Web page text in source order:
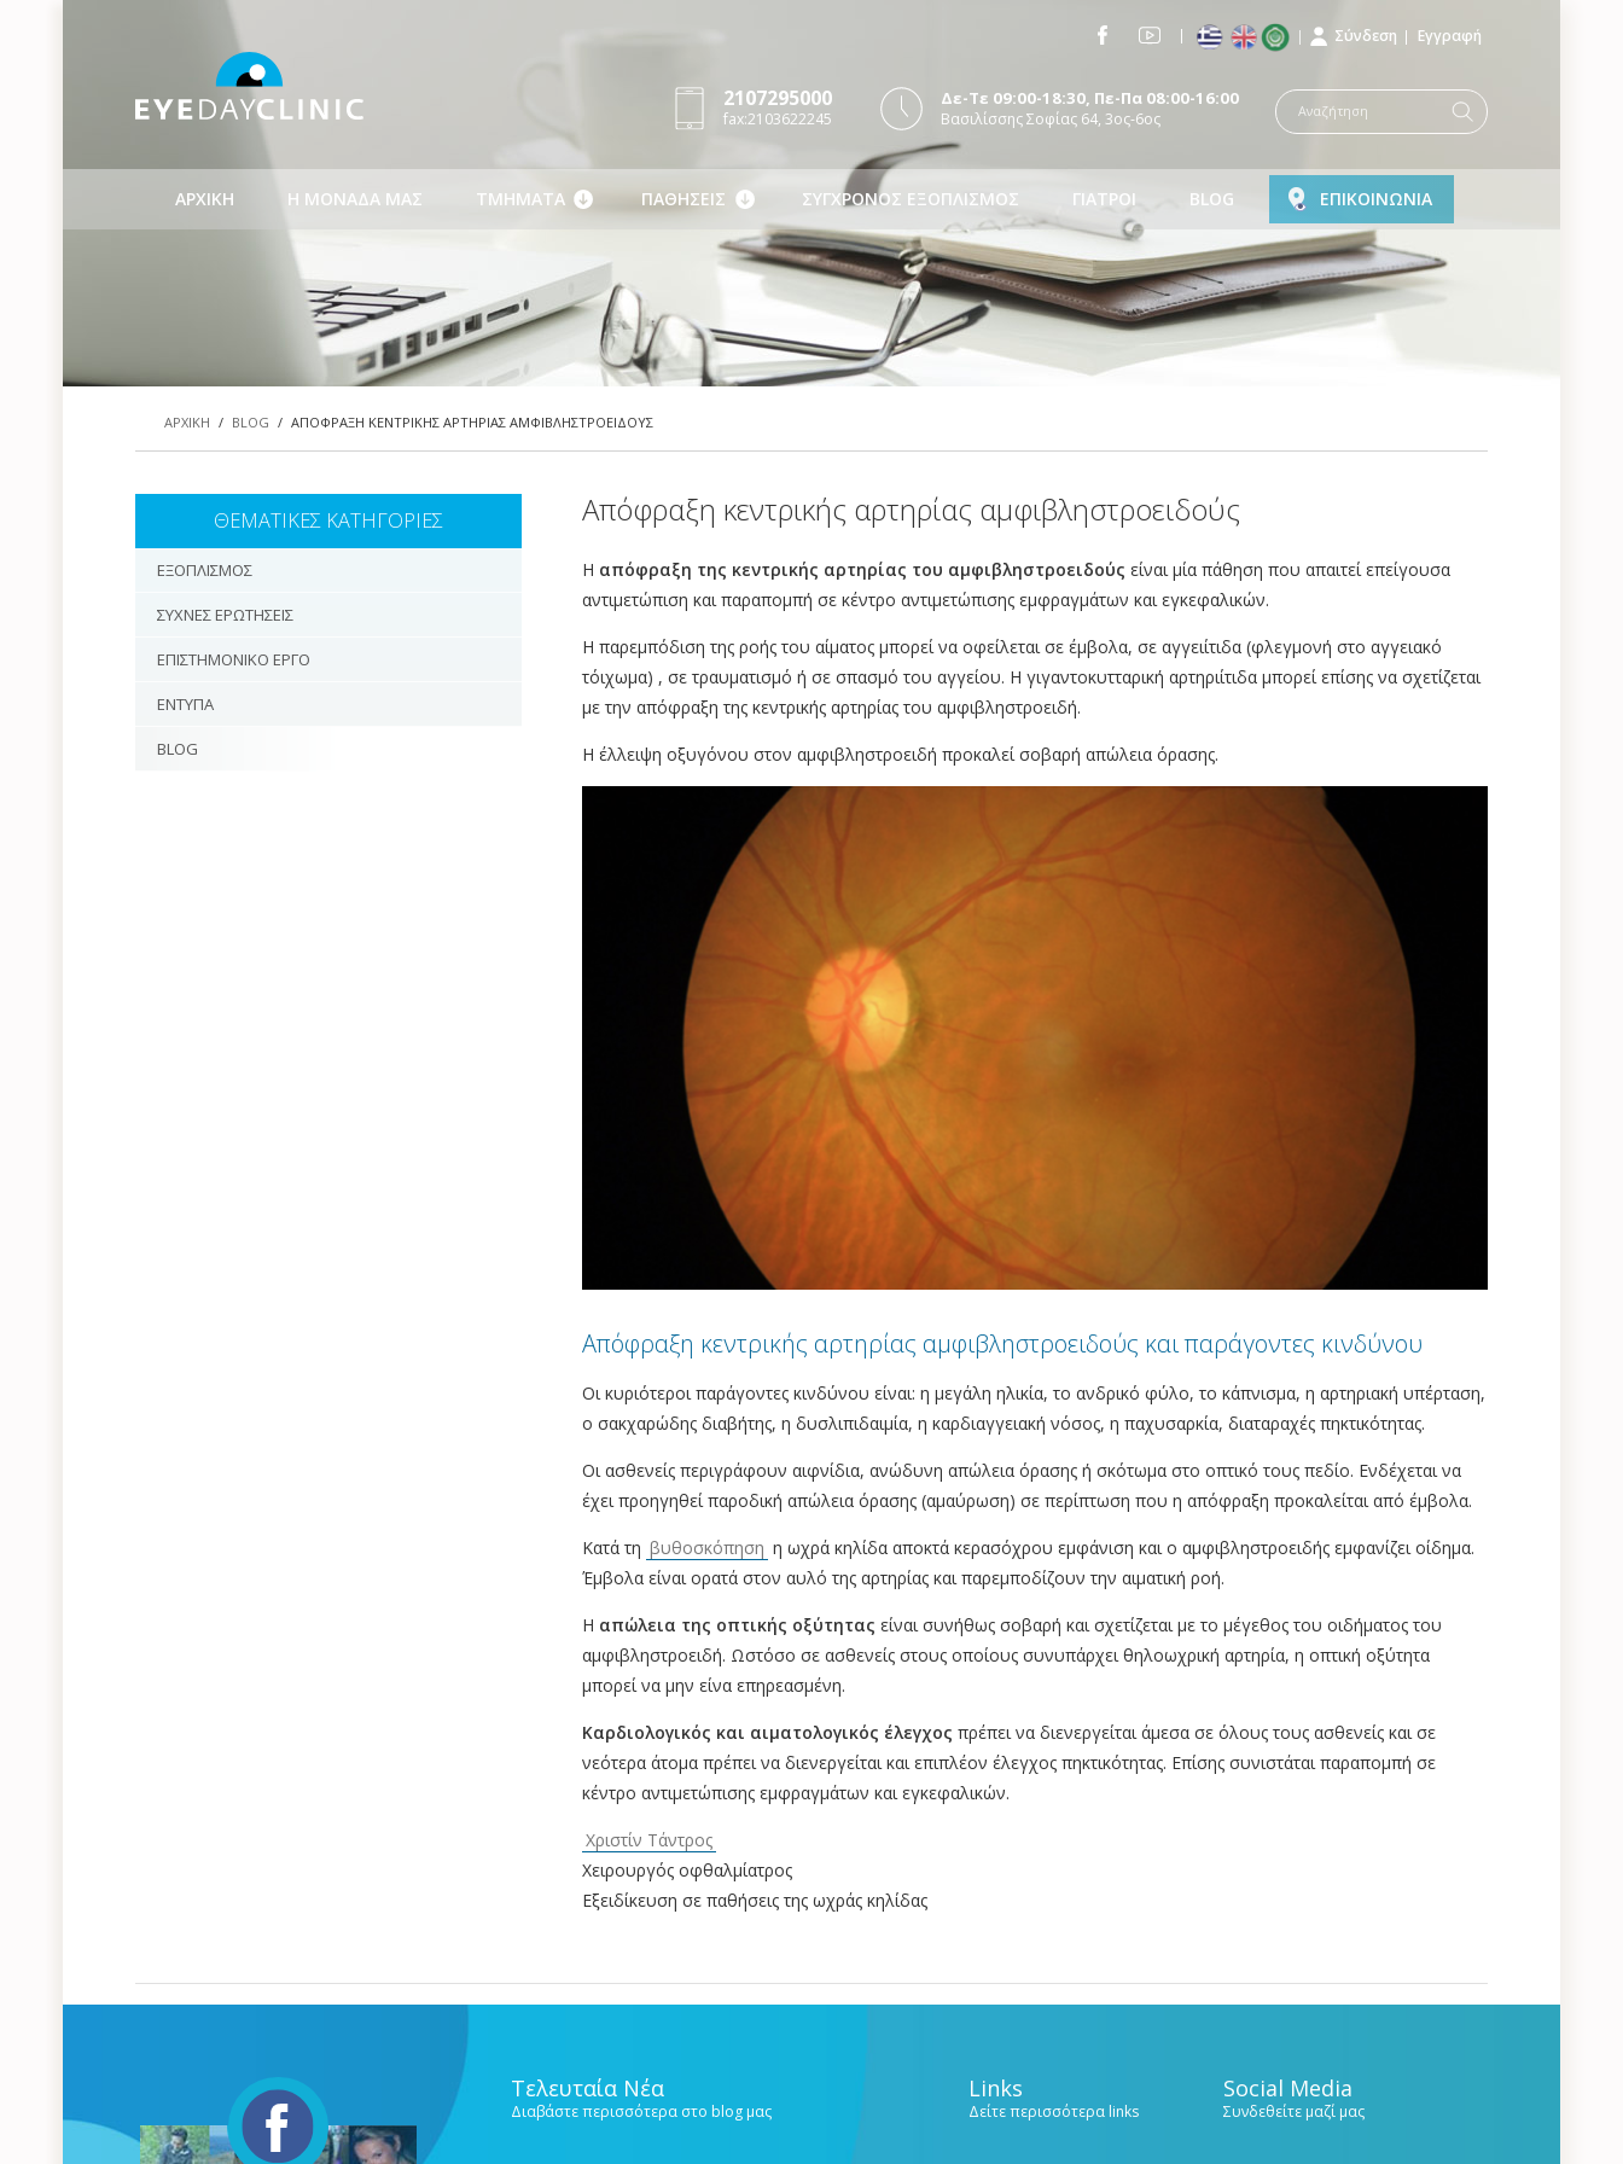
Εγγραφή
Σύνδεση
Δε-Τε 09:00-18:30, Πε-Πα 08:00-16:00
Βασιλίσσης Σοφίας 64, 3ος-6ος
2107295000
fax:2103622245
ΑΡΧΙΚΗ Η ΜΟΝΑΔΑ ΜΑΣ ΤΜΗΜΑΤΑ ΠΑΘΗΣΕΙΣ ΣΥΓΧΡΟΝΟΣ ΕΞΟΠΛΙΣΜΟΣ ΓΙΑΤΡΟΙ BLOG ΕΠΙΚΟΙΝΩΝΙΑ
ΑΡΧΙΚΗ / BLOG / ΑΠΟΦΡΑΞΗ ΚΕΝΤΡΙΚΗΣ ΑΡΤΗΡΙΑΣ ΑΜΦΙΒΛΗΣΤΡΟΕΙΔΟΥΣ
ΘΕΜΑΤΙΚΕΣ ΚΑΤΗΓΟΡΙΕΣ
ΕΞΟΠΛΙΣΜΟΣ
ΣΥΧΝΕΣ ΕΡΩΤΗΣΕΙΣ
ΕΠΙΣΤΗΜΟΝΙΚΟ ΕΡΓΟ
ΕΝΤΥΠΑ
BLOG
Απόφραξη κεντρικής αρτηρίας αμφιβληστροειδούς
Η απόφραξη της κεντρικής αρτηρίας του αμφιβληστροειδούς είναι μία πάθηση που απαιτεί επείγουσα
αντιμετώπιση και παραπομπή σε κέντρο αντιμετώπισης εμφραγμάτων και εγκεφαλικών.
Η παρεμπόδιση της ροής του αίματος μπορεί να οφείλεται σε έμβολα, σε αγγειίτιδα (φλεγμονή στο αγγειακό
τόιχωμα) , σε τραυματισμό ή σε σπασμό του αγγείου. Η γιγαντοκυτταρική αρτηριίτιδα μπορεί επίσης να σχετίζεται
με την απόφραξη της κεντρικής αρτηρίας του αμφιβληστροειδή.
Η έλλειψη οξυγόνου στον αμφιβληστροειδή προκαλεί σοβαρή απώλεια όρασης.
Απόφραξη κεντρικής αρτηρίας αμφιβληστροειδούς και παράγοντες κινδύνου
Οι κυριότεροι παράγοντες κινδύνου είναι: η μεγάλη ηλικία, το ανδρικό φύλο, το κάπνισμα, η αρτηριακή υπέρταση,
ο σακχαρώδης διαβήτης, η δυσλιπιδαιμία, η καρδιαγγειακή νόσος, η παχυσαρκία, διαταραχές πηκτικότητας.
Οι ασθενείς περιγράφουν αιφνίδια, ανώδυνη απώλεια όρασης ή σκότωμα στο οπτικό τους πεδίο. Ενδέχεται να
έχει προηγηθεί παροδική απώλεια όρασης (αμαύρωση) σε περίπτωση που η απόφραξη προκαλείται από έμβολα.
Κατά τη βυθοσκόπηση η ωχρά κηλίδα αποκτά κερασόχρου εμφάνιση και ο αμφιβληστροειδής εμφανίζει οίδημα.
Έμβολα είναι ορατά στον αυλό της αρτηρίας και παρεμποδίζουν την αιματική ροή.
Η απώλεια της οπτικής οξύτητας είναι συνήθως σοβαρή και σχετίζεται με το μέγεθος του οιδήματος του
αμφιβληστροειδή. Ωστόσο σε ασθενείς στους οποίους συνυπάρχει θηλοωχρική αρτηρία, η οπτική οξύτητα
μπορεί να μην είνα επηρεασμένη.
Καρδιολογικός και αιματολογικός έλεγχος πρέπει να διενεργείται άμεσα σε όλους τους ασθενείς και σε
νεότερα άτομα πρέπει να διενεργείται και επιπλέον έλεγχος πηκτικότητας. Επίσης συνιστάται παραπομπή σε
κέντρο αντιμετώπισης εμφραγμάτων και εγκεφαλικών.
Χριστίν Τάντρος
Χειρουργός οφθαλμίατρος
Εξειδίκευση σε παθήσεις της ωχράς κηλίδας
Τελευταία Νέα
Διαβάστε περισσότερα στο blog μας
Links
Δείτε περισσότερα links
Social Media
Συνδεθείτε μαζί μας